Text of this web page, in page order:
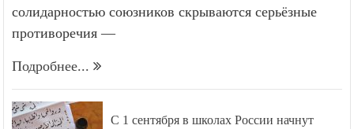
солидарностью союзников скрываются серьёзные
противоречия —
Подробнее...
С 1 сентября в школах России начнут